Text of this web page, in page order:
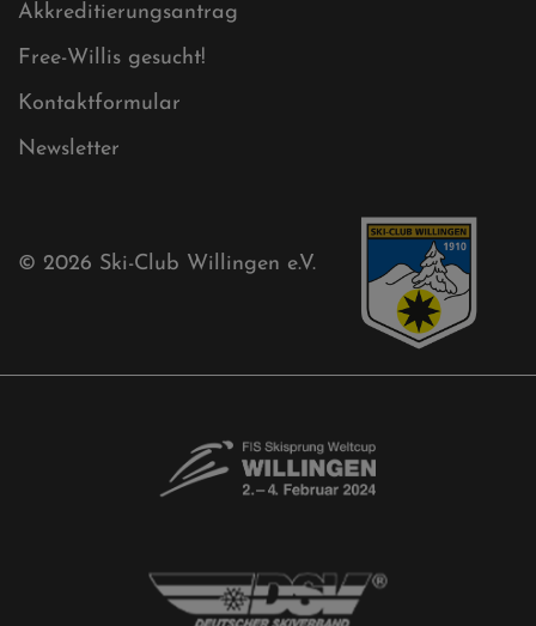
Akkreditierungsantrag
Free-Willis gesucht!
Kontaktformular
Newsletter
© 2026 Ski-Club Willingen e.V.